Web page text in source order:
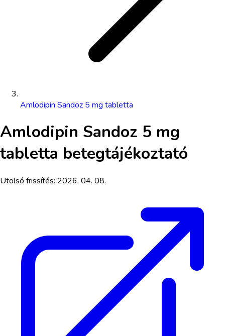
Amlodipin Sandoz 5 mg tabletta
Amlodipin Sandoz 5 mg
tabletta betegtájékoztató
Utolsó frissítés: 2026. 04. 08.